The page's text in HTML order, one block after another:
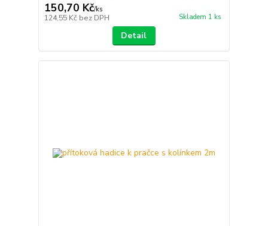
150,70 Kč/ks
124,55 Kč bez DPH Skladem 1 ks
Detail